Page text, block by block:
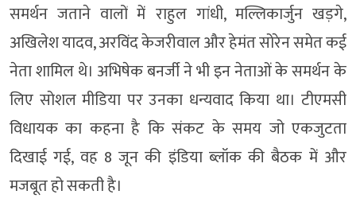
समर्थन जताने वालों में राहुल गांधी, मल्लिकार्जुन खड़गे,
अखिलेश यादव, अरविंद केजरीवाल और हेमंत सोरेन समेत कई
नेता शामिल थे। अभिषेक बनर्जी ने भी इन नेताओं के समर्थन के
लिए सोशल मीडिया पर उनका धन्यवाद किया था। टीएमसी
विधायक का कहना है कि संकट के समय जो एकजुटता
दिखाई गई, वह 8 जून की इंडिया ब्लॉक की बैठक में और
मजबूत हो सकती है।